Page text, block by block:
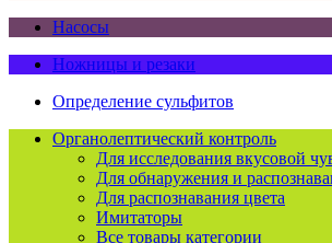
Насосы
Ножницы и резаки
Определение сульфитов
Органолептический контроль
Для исследования вкусовой
Для обнаружения и
Для распознавания цвета
Имитаторы
Все товары категории